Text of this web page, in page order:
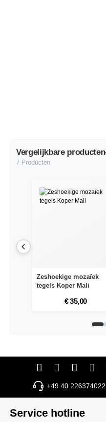
Vergelijkbare producten
7 Producten
Zeshoekige mozaïek
tegels Koper Mali
€ 35,00
+49 40 226374022
Service hotline